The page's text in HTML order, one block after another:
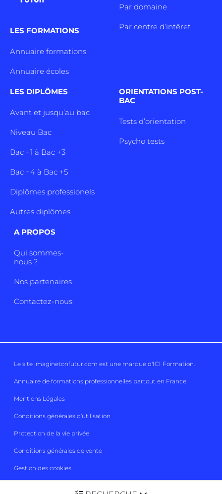
LES FORMATIONS
Annuaire formations
Annuaire écoles
Par domaine
Par centre d’intêret
LES DIPLÔMES
Avant et jusqu’au bac
Niveau Bac
Bac +1 à Bac +3
Bac +4 à Bac +5
Diplômes professionels
Autres diplômes
ORIENTATIONS POST-
BAC
Tests d’orientation
Psycho tests
A PROPOS
Qui sommes-
nous ?
Nos partenaires
Contactez-nous
Le site imaginetonfutur.com est une marque d'ICI Formation.
Annuaire de formations professionnelles partout en France
Mentions Légales
Conditions générales d’utilisation
Protection de la vie privée
Conditions générales de vente
Gestion des cookies
Imaginetonfutur 2026 Tous droits réservés